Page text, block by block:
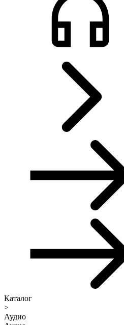
Каталог
>
Аудио